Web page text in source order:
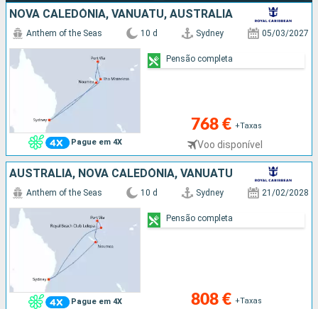
NOVA CALEDÓNIA, VANUATU, AUSTRALIA
Pague em 4X
Anthem of the Seas 10 d Sydney 05/03/2027
768 € +Taxas
Voo disponível
Pensão completa
AUSTRALIA, NOVA CALEDÓNIA, VANUATU
Pague em 4X
Anthem of the Seas 10 d Sydney 21/02/2028
808 € +Taxas
Pensão completa